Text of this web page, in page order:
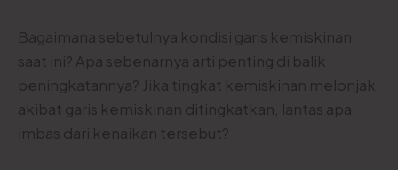
Bagaimana sebetulnya kondisi garis kemiskinan
saat ini? Apa sebenarnya arti penting di balik
peningkatannya? Jika tingkat kemiskinan melonjak
akibat garis kemiskinan ditingkatkan, lantas apa
imbas dari kenaikan tersebut?